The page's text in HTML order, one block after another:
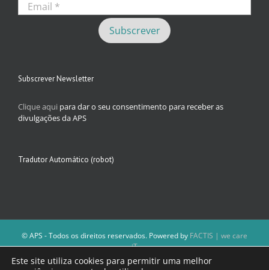
Subscrever Newsletter
Clique aqui para dar o seu consentimento para receber as
divulgações da APS
Tradutor Automático (robot)
© APS - Todos os direitos reservados. Powered by FACTIS | we care
iT
A Direção da APS reserva-se o direito de não publicar conteúdos que
Este site utiliza cookies para permitir uma melhor